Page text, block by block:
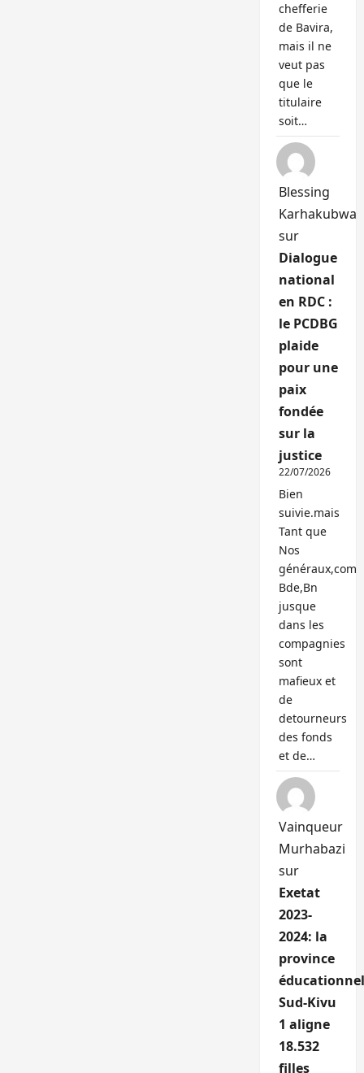
chefferie
de Bavira,
mais il ne
veut pas
que le
titulaire
soit…
Blessing
Karhakubwa
sur
Dialogue
national
en RDC :
le PCDBG
plaide
pour une
paix
fondée
sur la
justice
22/07/2026
Bien
suivie.mais
Tant que
Nos
généraux,com
Bde,Bn
jusque
dans les
compagnies
sont
mafieux et
de
detourneurs
des fonds
et de…
Vainqueur
Murhabazi
sur
Exetat
2023-
2024: la
province
Sud-Kivu
1 aligne
18.532
filles